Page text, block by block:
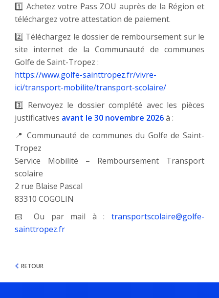
1️⃣ Achetez votre Pass ZOU auprès de la Région et
téléchargez votre attestation de paiement.
2️⃣ Téléchargez le dossier de remboursement sur le
site internet de la Communauté de communes
Golfe de Saint-Tropez :
https://www.golfe-sainttropez.fr/vivre-
ici/transport-mobilite/transport-scolaire/
3️⃣ Renvoyez le dossier complété avec les pièces
justificatives avant le 30 novembre 2026à :
📍 Communauté de communes du Golfe de Saint-
Tropez
Service Mobilité – Remboursement Transport
scolaire
2 rue Blaise Pascal
83310 COGOLIN
📧 Ou par mail à : transportscolaire@golfe-
sainttropez.fr
RETOUR